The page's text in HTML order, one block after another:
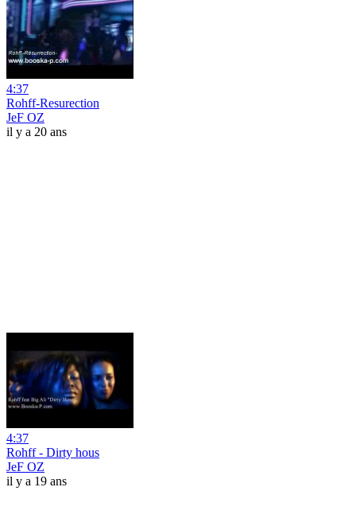
4:37
Rohff-Resurection
JeF OZ
il y a 20 ans
4:37
Rohff - Dirty hous
JeF OZ
il y a 19 ans